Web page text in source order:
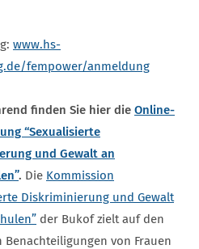
www.hs-
fempower/anmeldung
finden Sie hier die Online-
“Sexualisierte
und Gewalt an
. Die Kommission
Diskriminierung und Gewalt
der Bukof zielt auf den
Benachteiligungen von Frauen